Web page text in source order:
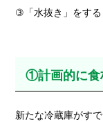
③「水抜き」をする
①計画的に食
新たな冷蔵庫がす